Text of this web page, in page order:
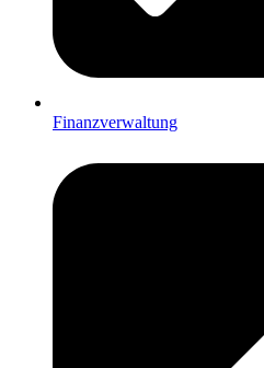
Finanzverwaltung